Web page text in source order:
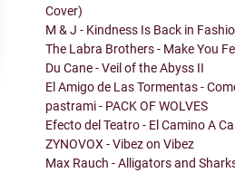
Cover)
M & J - Kindness Is Back in
The Labra Brothers - Make You
Du Cane - Veil of the Abyss II
El Amigo de Las Tormentas -
pastrami - PACK OF WOLVES
Efecto del Teatro - El Camino A
ZYNOVOX - Vibez on Vibez
Max Rauch - Alligators and